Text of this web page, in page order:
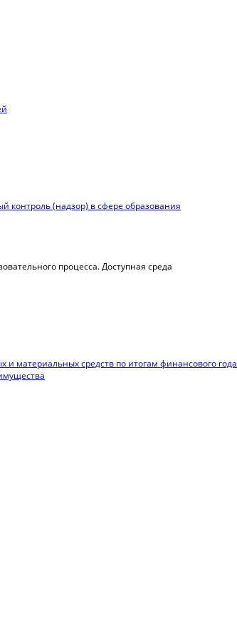
контроль (надзор) в сфере образования
процесса. Доступная среда
материальных средств по итогам финансового года